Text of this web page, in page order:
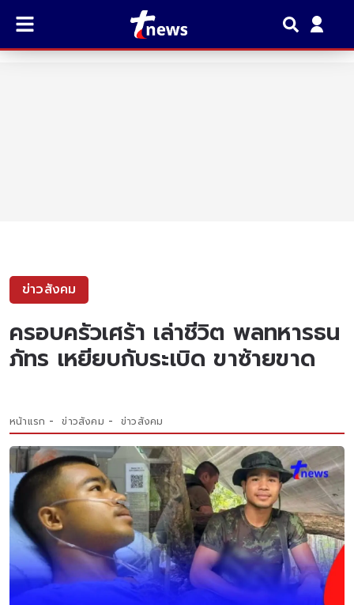
ข่าวสังคม
ครอบครัวเศร้า เล่าชีวิต พลทหารธน
ภัทร เหยียบกับระเบิด ขาซ้ายขาด
หน้าแรก ข่าวสังคม ข่าวสังคม